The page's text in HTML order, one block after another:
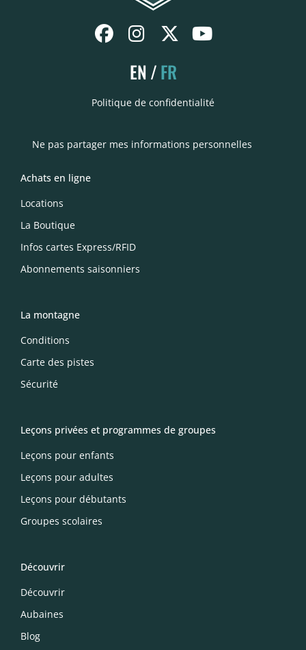
EN FR
Politique de confidentialité
Ne pas partager mes informations personnelles
Achats en ligne
Locations
La Boutique
Infos cartes Express/RFID
Abonnements saisonniers
La montagne
Conditions
Carte des pistes
Sécurité
Leçons privées et programmes de groupes
Leçons pour enfants
Leçons pour adultes
Leçons pour débutants
Groupes scolaires
Découvrir
Découvrir
Aubaines
Blog